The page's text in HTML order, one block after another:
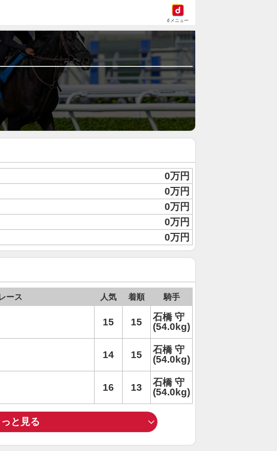
dメニュー
0万円
0万円
0万円
0万円
0万円
ース 人気 着順 騎手
15 15
石橋 守
(54.0kg)
14 15
石橋 守
(54.0kg)
16 13
石橋 守
(54.0kg)
っと見る